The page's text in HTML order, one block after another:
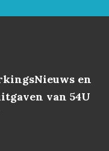
en
van 54U